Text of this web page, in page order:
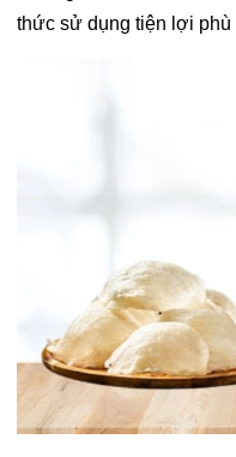
thức sử dụng tiện lợi